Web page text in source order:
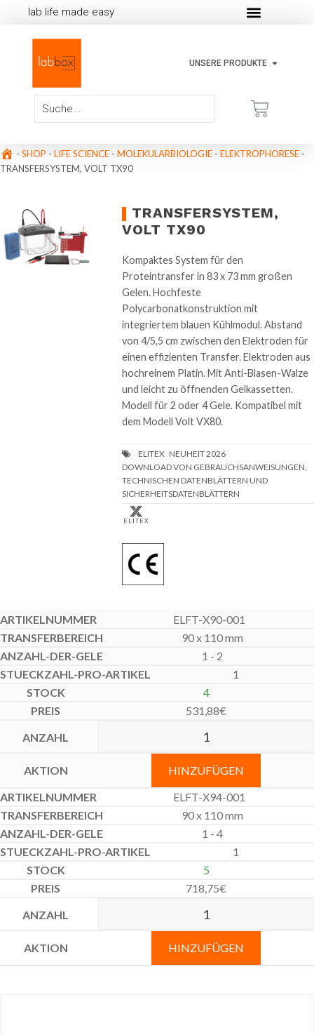
lab life made easy
UNSERE PRODUKTE
- SHOP - LIFE SCIENCE - MOLEKULARBIOLOGIE - ELEKTROPHORESE -
TRANSFERSYSTEM, VOLT TX90
TRANSFERSYSTEM,
VOLT TX90
Kompaktes System für den
Proteintransfer in 83 x 73 mm großen
Gelen. Hochfeste
Polycarbonatkonstruktion mit
integriertem blauen Kühlmodul. Abstand
von 4/5,5 cm zwischen den Elektroden für
einen effizienten Transfer. Elektroden aus
hochreinem Platin. Mit Anti-Blasen-Walze
und leicht zu öffnenden Gelkassetten.
Modell für 2 oder 4 Gele. Kompatibel mit
dem Modell Volt VX80.
DOWNLOAD VON GEBRAUCHSANWEISUNGEN,
TECHNISCHEN DATENBLÄTTERN UND
SICHERHEITSDATENBLÄTTERN
ELFT-X90-001
90 x 110 mm
1 - 2
1
4
531,88€
HINZUFÜGEN
ELFT-X94-001
90 x 110 mm
1 - 4
1
5
718,75€
HINZUFÜGEN